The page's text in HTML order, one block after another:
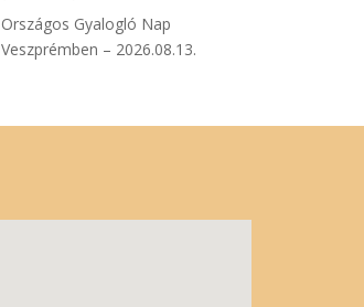
Országos Gyalogló Nap
Veszprémben – 2026.08.13.